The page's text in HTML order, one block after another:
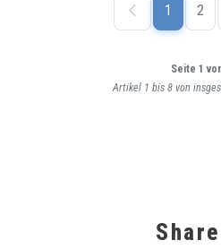
1 2
Seite 1
Artikel 1 bis 8 von